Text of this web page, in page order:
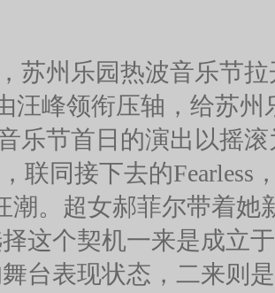
苏州乐园热波音乐节
汪峰领衔压轴，给苏
乐节首日的演出以摇
联同接下去的
潮。超女郝菲尔带着
这个契机一来是成立
台表现状态，二来则